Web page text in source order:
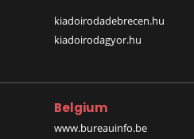
kiadoirodadebrecen.hu
kiadoirodagyor.hu
Belgium
www.bureauinfo.be